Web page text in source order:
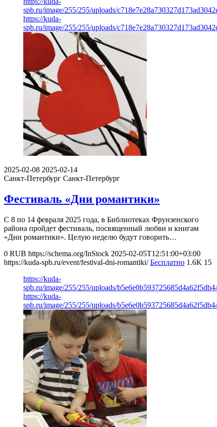
spb.ru/image/255/255/uploads/
https://kuda-
spb.ru/image/255/255/uploads/
2025-02-08 2025-02-14
Санкт-Петербург Санкт-Петербург
Фестиваль «Дни романтики»
С 8 по 14 февраля 2025 года, в Библиотеках Фрунзенского
района пройдет фестиваль, посвященный любви и книгам
«Дни романтики». Целую неделю будут говорить…
0 RUB https://schema.org/InStock 2025-02-05T12:51:00+03:00
https://kuda-spb.ru/event/festival-dni-romantiki/ Бесплатно 1.6K 15
https://kuda-
spb.ru/image/255/255/uploads/
https://kuda-
spb.ru/image/255/255/uploads/